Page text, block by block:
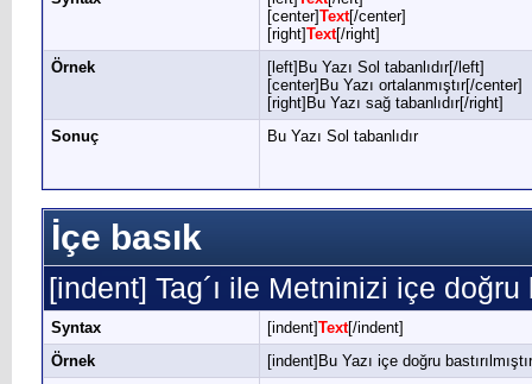
[center]Text[/center]
[right]Text[/right]
Örnek
[left]Bu Yazı Sol tabanlıdır[/left]
[center]Bu Yazı ortalanmıştır[/center]
[right]Bu Yazı sağ tabanlıdır[/right]
Sonuç
Bu Yazı Sol tabanlıdır
İçe basık
[indent] Tag´ı ile Metninizi içe
Syntax [indent]Text[/indent]
Örnek
[indent]Bu Yazı içe doğru